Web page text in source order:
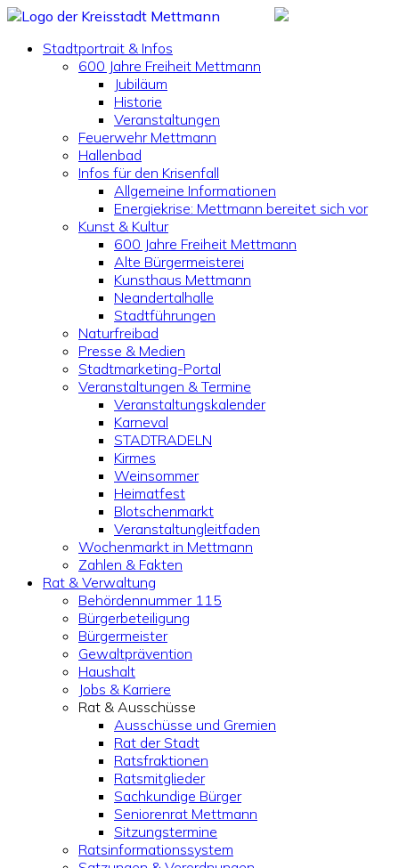
Stadtportrait & Infos
600 Jahre Freiheit Mettmann
Jubiläum
Historie
Veranstaltungen
Feuerwehr Mettmann
Hallenbad
Infos für den Krisenfall
Allgemeine Informationen
Energiekrise: Mettmann bereitet sich vor
Kunst & Kultur
600 Jahre Freiheit Mettmann
Alte Bürgermeisterei
Kunsthaus Mettmann
Neandertalhalle
Stadtführungen
Naturfreibad
Presse & Medien
Stadtmarketing-Portal
Veranstaltungen & Termine
Veranstaltungskalender
Karneval
STADTRADELN
Kirmes
Weinsommer
Heimatfest
Blotschenmarkt
Veranstaltungleitfaden
Wochenmarkt in Mettmann
Zahlen & Fakten
Rat & Verwaltung
Behördennummer 115
Bürgerbeteiligung
Bürgermeister
Gewaltprävention
Haushalt
Jobs & Karriere
Rat & Ausschüsse
Ausschüsse und Gremien
Rat der Stadt
Ratsfraktionen
Ratsmitglieder
Sachkundige Bürger
Seniorenrat Mettmann
Sitzungstermine
Ratsinformationssystem